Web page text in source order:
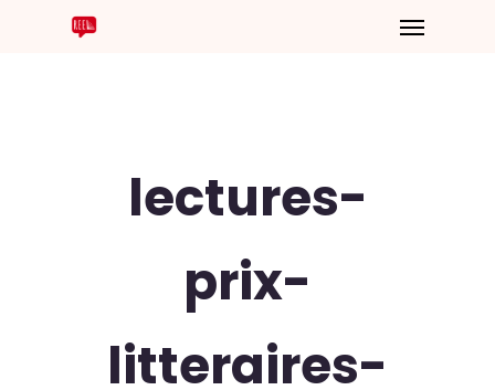
lectures-
prix-
litteraires-